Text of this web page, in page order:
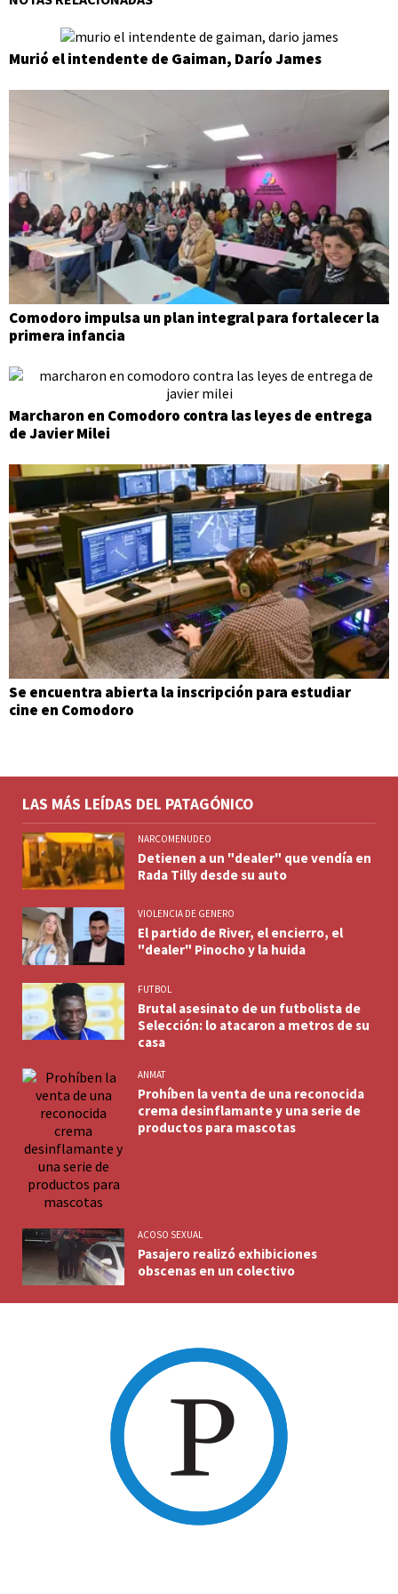
Murió el intendente de Gaiman, Darío James
Comodoro impulsa un plan integral para fortalecer la
primera infancia
Marcharon en Comodoro contra las leyes de entrega
de Javier Milei
Se encuentra abierta la inscripción para estudiar
cine en Comodoro
LAS MÁS LEÍDAS DEL PATAGÓNICO
NARCOMENUDEO
Detienen a un "dealer" que vendía en
Rada Tilly desde su auto
VIOLENCIA DE GENERO
El partido de River, el encierro, el
"dealer" Pinocho y la huida
FUTBOL
Brutal asesinato de un futbolista de
Selección: lo atacaron a metros de su
casa
ANMAT
Prohíben la venta de una reconocida
crema desinflamante y una serie de
productos para mascotas
ACOSO SEXUAL
Pasajero realizó exhibiciones
obscenas en un colectivo